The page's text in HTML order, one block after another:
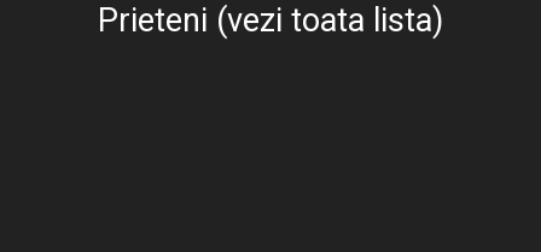
Prieteni (vezi toata lista)